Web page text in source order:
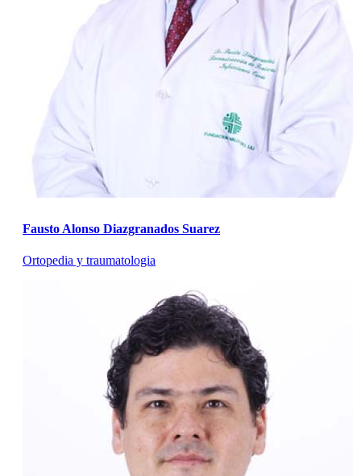
Fausto Alonso Diazgranados Suarez
Ortopedia y traumatologia